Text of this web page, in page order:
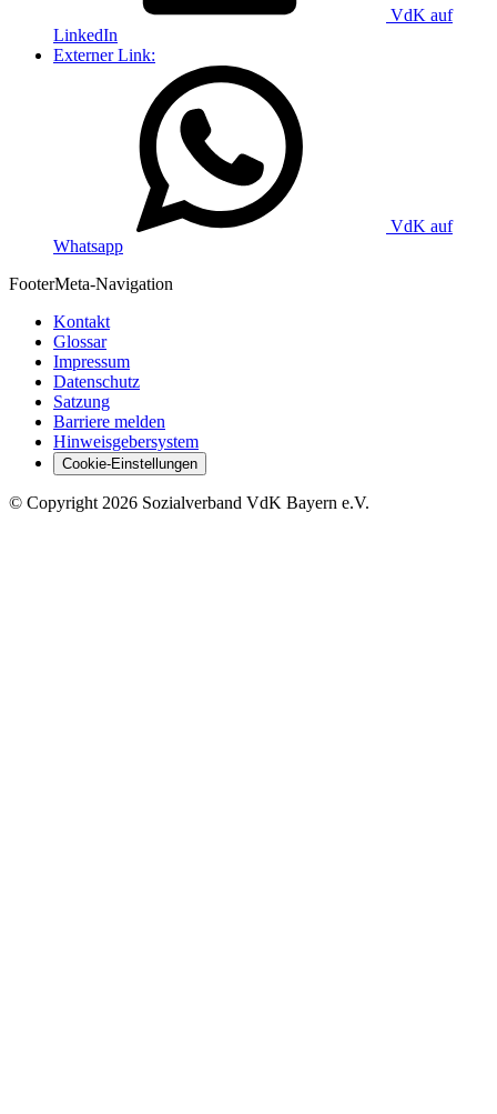
VdK auf
LinkedIn
Externer Link:
VdK auf
Whatsapp
FooterMeta-Navigation
Kontakt
Glossar
Impressum
Datenschutz
Satzung
Barriere melden
Hinweisgebersystem
Cookie-Einstellungen
© Copyright 2026 Sozialverband VdK Bayern e.V.